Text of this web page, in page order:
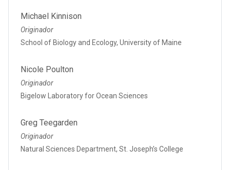
Michael Kinnison
Originador
School of Biology and Ecology, University of Maine
Nicole Poulton
Originador
Bigelow Laboratory for Ocean Sciences
Greg Teegarden
Originador
Natural Sciences Department, St. Joseph’s College